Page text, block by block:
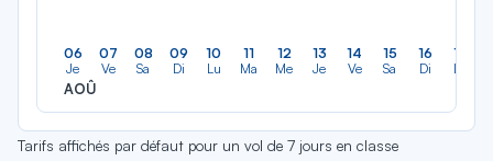
06
Je
AOÛ
07
Ve
08
Sa
09
Di
10
Lu
11
Ma
12
Me
13
Je
14
Ve
15
Sa
16
Di
17
Lu
Tarifs affichés par défaut pour un vol de 7 jours en classe